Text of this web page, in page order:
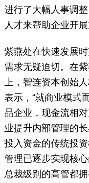
进行了大幅人事调
人才来帮助企业开
紫燕处在快速发展
需求无疑迫切。在
上，智连资本创始
表示，“就商业模式
品企业，现金流相
业提升内部管理的
投入资金的传统投
管理已逐步实现核
总裁级别的高管都